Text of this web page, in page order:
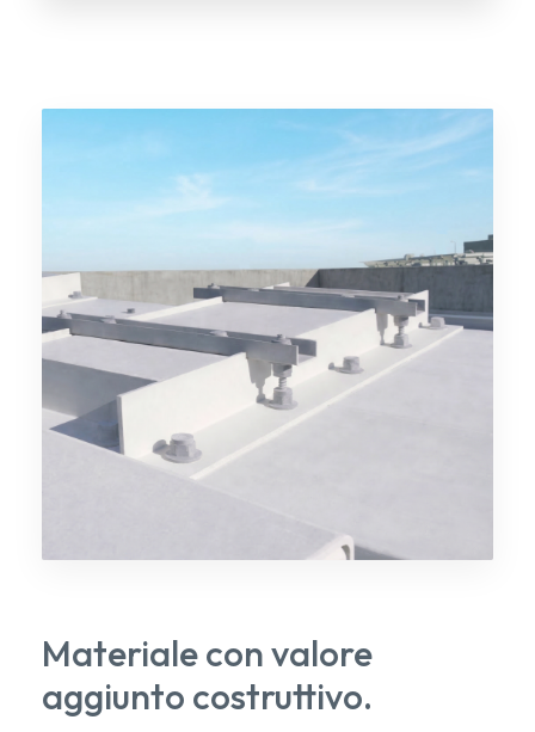
Materiale con valore
aggiunto costruttivo.